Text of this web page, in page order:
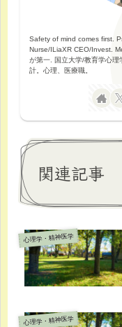
Safety of mind comes first.
Nurse/ILiaXR CEO/Invest.
が第一. 国立大学/教育学心
計。心理、医療職。
関連記事
心理学・精神医学
心理学・精神医学